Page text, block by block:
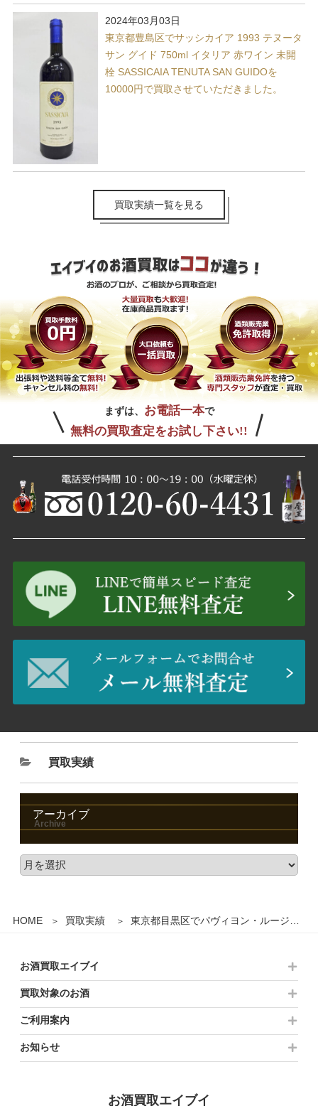
HOME 買取実績 東京都目黒区でパヴィヨン・ルージュ・デュ・シャトー マルゴー 1993 750mlを8,000円でお買取りさせていただきました。
2024年03月03日
東京都豊島区でサッシカイア 1993 テヌータ
サン グイド 750ml イタリア 赤ワイン 未開
栓 SASSICAIA TENUTA SAN GUIDOを
10000円で買取させていただきました。
買取実績一覧を見る
まずは、 お電話一本で
無料の買取査定をお試し下さい!!
買取実績
アーカイブ
お酒買取エイブイ
買取対象のお酒
ご利用案内
お知らせ
お酒買取エイブイ